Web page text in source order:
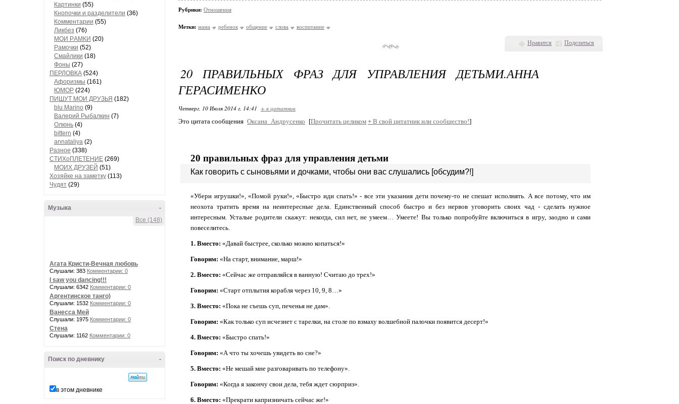
Кaртинки (55)
Кнопочки и рaзделители (36)
Комментaрии (55)
Ликбез (76)
МОИ РAМКИ (20)
Рaмочки (52)
Смaйлики (18)
Фоны (27)
ПЕРЛОВКА (524)
Aфоризмы (161)
ЮМОР (224)
ПИШУТ МОИ ДРУЗЬЯ (182)
blu Marino (9)
Валерий Рыбалкин (7)
Олюнь (4)
bittern (4)
annataliya (2)
Разное (338)
СТИХоПЛЕТЕНИЕ (269)
МОИХ ДРУЗЕЙ (51)
Хозяйке на заметку (113)
Чудят (29)
-
Музыка
Все (148)
Агата Кристи-Вечная любовь
Слушали: 383 Комментарии: 0
I saw you dancing!!!
Слушали: 6342 Комментарии: 0
Аргентинское танго)
Слушали: 1532 Комментарии: 0
Ванесса Мей
Слушали: 1975 Комментарии: 0
Стена
Слушали: 1162 Комментарии: 0
-
Поиск по дневнику
в этом дневнике
Нравится Поделиться
Рубрики: Отношения
Метки: мама ребенок общение слова воспитание
20 ПРАВИЛЬНЫХ ФРАЗ ДЛЯ УПРАВЛЕНИЯ ДЕТЬМИ.АННА
ГЕРАСИМЕНКО
Четверг, 10 Июля 2014 г. 14:41 + в цитатник
Это цитата сообщения Оксана_Андрусенко [Прочитать целиком + В свой цитатник или сообщество!]
20 правильных фраз для управления детьми
Как говорить с сыновьями и дочками, чтобы они вас слушались [обсудим?!]
«Убери игрушки!», «Помой руки!», «Быстро иди спать!» - все эти указания дети почему-то не спешат исполнять. А все потому, что им
неохота тратить время на неинтересные дела. Единственный способ быстро и без нервов уговорить своих чад - сделать нужное
интересным. Усталые родители скажут: некогда, сил нет, не умеем… Умеете! Вы только попробуйте включиться в игру, заодно и сами
повеселитесь.
1. Вместо: «Давай быстрее, сколько можно копаться!»
Говорим: «На старт, внимание, марш!»
2. Вместо: «Сейчас же отправляйся в ванную! Считаю до трех!»
Говорим: «Старт отплытия корабля через 10, 9, 8…»
3. Вместо: «Пока не съешь суп, печенья не дам».
Говорим: «Как только суп исчезнет с тарелки, на столе по взмаху волшебной палочки появится десерт!»
4. Вместо: «Быстро спать!»
Говорим: «А что ты хочешь увидеть во сне?»
5. Вместо: «Не мешай мне разговаривать по телефону».
Говорим: «Когда я закончу свои дела, тебя ждет сюрприз».
6. Вместо: «Прекрати капризничать сейчас же!»